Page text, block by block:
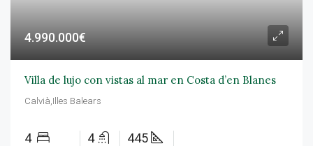
4.990.000€
Villa de lujo con vistas al mar en Costa d’en Blanes
Calvià,Illes Balears
4 4 445